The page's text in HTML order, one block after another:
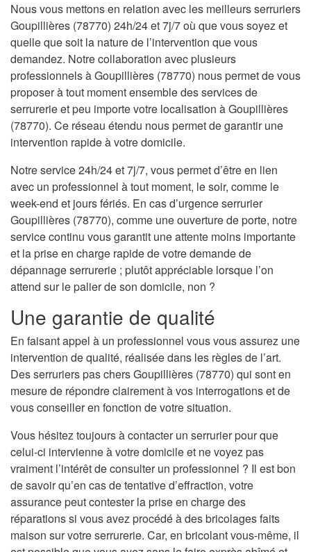
Nous vous mettons en relation avec les meilleurs serruriers
Goupillières (78770) 24h/24 et 7j/7 où que vous soyez et
quelle que soit la nature de l’intervention que vous
demandez. Notre collaboration avec plusieurs
professionnels à Goupillières (78770) nous permet de vous
proposer à tout moment ensemble des services de
serrurerie et peu importe votre localisation à Goupillières
(78770). Ce réseau étendu nous permet de garantir une
intervention rapide à votre domicile.
Notre service 24h/24 et 7j/7, vous permet d’être en lien
avec un professionnel à tout moment, le soir, comme le
week-end et jours fériés. En cas d’urgence serrurier
Goupillières (78770), comme une ouverture de porte, notre
service continu vous garantit une attente moins importante
et la prise en charge rapide de votre demande de
dépannage serrurerie ; plutôt appréciable lorsque l’on
attend sur le palier de son domicile, non ?
Une garantie de qualité
En faisant appel à un professionnel vous vous assurez une
intervention de qualité, réalisée dans les règles de l’art.
Des serruriers pas chers Goupillières (78770) qui sont en
mesure de répondre clairement à vos interrogations et de
vous conseiller en fonction de votre situation.
Vous hésitez toujours à contacter un serrurier pour que
celui-ci intervienne à votre domicile et ne voyez pas
vraiment l’intérêt de consulter un professionnel ? Il est bon
de savoir qu’en cas de tentative d’effraction, votre
assurance peut contester la prise en charge des
réparations si vous avez procédé à des bricolages faits
maison sur votre serrurerie. Car, en bricolant vous-même, il